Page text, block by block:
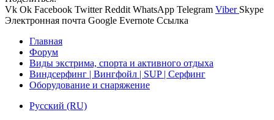
Vk Ok Facebook Twitter Reddit WhatsApp Telegram Viber Skype
Электронная почта Google Evernote Ссылка
Главная
Форум
Виды экстрима, спорта и активного отдыха
Виндсерфинг | Вингфойл | SUP | Серфинг
Оборудование и снаряжение
Русский (RU)